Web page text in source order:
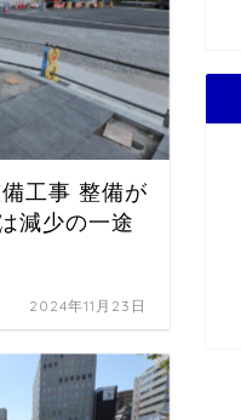
工事 整備が
減少の一途
2024年11月23日